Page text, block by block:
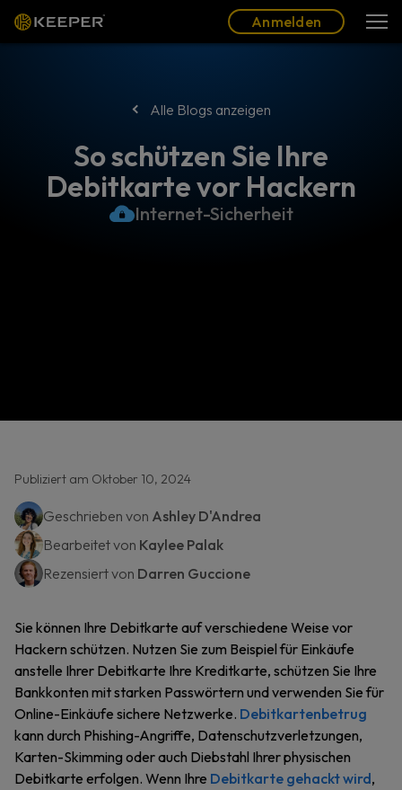
Anmelden
Alle Blogs anzeigen
So schützen Sie Ihre
Debitkarte vor Hackern
Internet-Sicherheit
Publiziert am Oktober 10, 2024
Geschrieben von Ashley D'Andrea
Bearbeitet von Kaylee Palak
Rezensiert von Darren Guccione
Sie können Ihre Debitkarte auf verschiedene Weise vor
Hackern schützen. Nutzen Sie zum Beispiel für Einkäufe
anstelle Ihrer Debitkarte Ihre Kreditkarte, schützen Sie Ihre
Bankkonten mit starken Passwörtern und verwenden Sie für
Online-Einkäufe sichere Netzwerke. Debitkartenbetrug
kann durch Phishing-Angriffe, Datenschutzverletzungen,
Karten-Skimming oder auch Diebstahl Ihrer physischen
Debitkarte erfolgen. Wenn Ihre Debitkarte gehackt wird,